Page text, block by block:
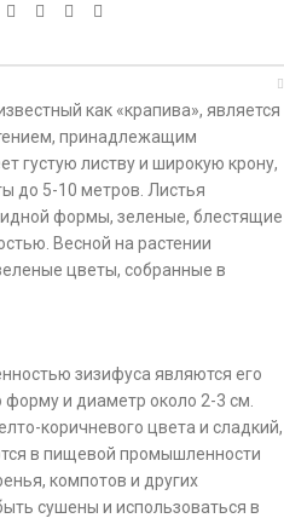
как «крапива», является
принадлежащим
густую листву и широкую крону,
до 5-10 метров. Листья
формы, зеленые, блестящие
Весной на растении
цветы, собранные в
зизифуса являются его
и диаметр около 2-3 см.
коричневого цвета и сладкий,
в пищевой промышленности
компотов и других
сушены и использоваться в